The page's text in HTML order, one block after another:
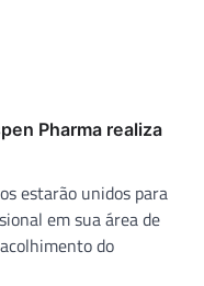
Pharma realiza
estarão unidos para
em sua área de
do